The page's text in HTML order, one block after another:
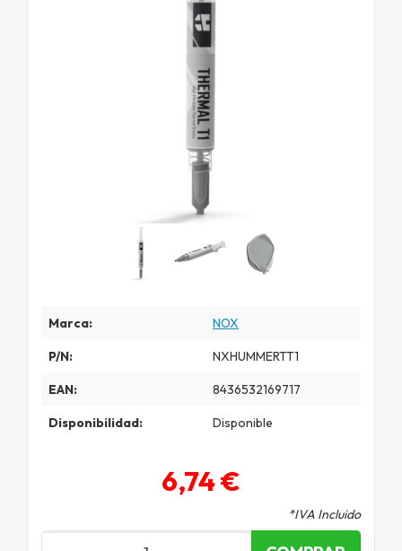
Marca: NOX
P/N: NXHUMMERTT1
EAN: 8436532169717
Disponibilidad: Disponible
6,74 €
*IVA Incluido